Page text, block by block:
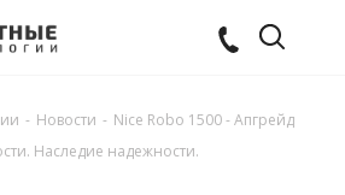
- Новости - Nice Robo 1500 - Апгрейд
Наследие надежности.